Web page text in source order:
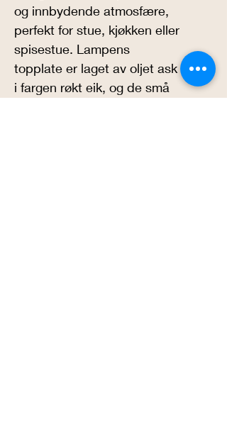
og innbydende atmosfære,
perfekt for stue, kjøkken eller
spisestue. Lampens
topplate er laget av oljet ask
i fargen røkt eik, og de små